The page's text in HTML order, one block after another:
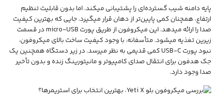
پایه دامنه شیب گسترده‌ای را پشتیبانی میکند، اما بدون قابلیت تنظیم
ارتفاع، همچنان کمی پایین‌تر از دهان قرار میگیرد، جایی که بهترین کیفیت
صدا را ارائه میدهد. این میکروفون از طریق پورت micro-USB در قسمت
زیرین تغذیه میشود. متأسفانه، با وجود کیفیت ساخت بالای میکروفون،
نبود پورت USB-C کمی قدیمی به نظر میرسد. در زیر دستگاه همچنین یک
جکهدفونبرای انتقال صدای کامپیوتر و مانیتورینگ زنده و بدون تأخیر
صدا وجود دارد.